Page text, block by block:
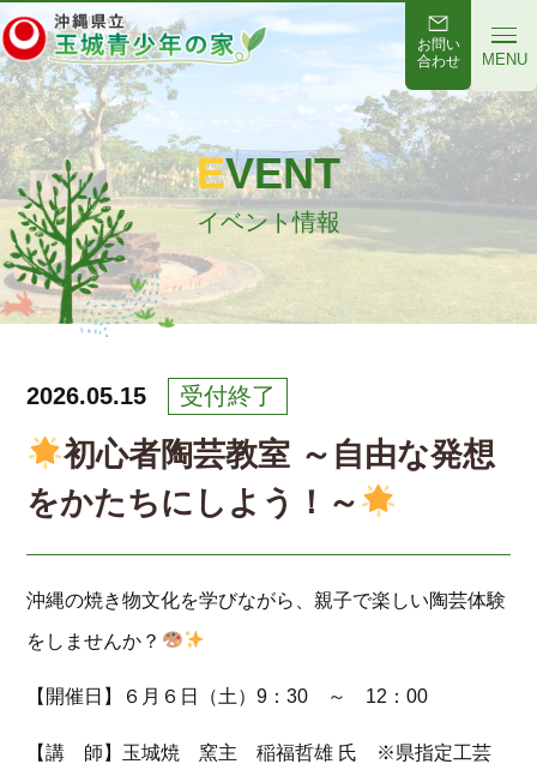
お問い
合わせ
MENU
EVENT
イベント情報
初心者陶芸教室 ～自由な発想
をかたちにしよう！～
2026.05.15 受付終了
沖縄の焼き物文化を学びながら、親子で楽しい陶芸体験
をしませんか？
【開催日】６月６日（土）9：30 ～ 12：00
【講 師】玉城焼 窯主 稲福哲雄 氏 ※県指定工芸